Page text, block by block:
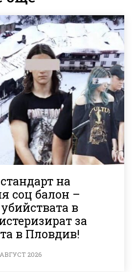
на
соц балон –
в
за
в Пловдив!
2026